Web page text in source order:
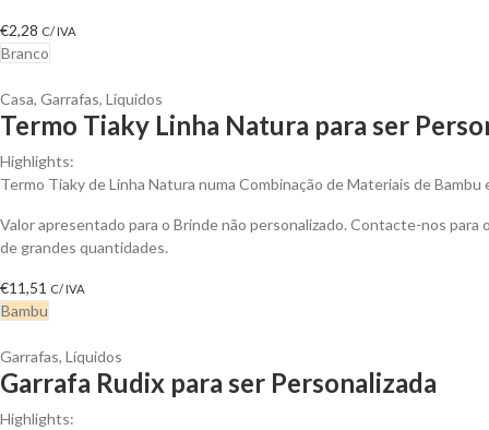
€2,28 C/ IVA
Branco
Casa, Garrafas, Líquidos
Termo Tiaky Linha Natura para ser
Highlights:
Termo Tiaky de Linha Natura numa Combinação de Materiais de Bambu
Valor apresentado para o Brinde não personalizado. Contacte-nos
de grandes quantidades.
€11,51 C/ IVA
Bambu
Garrafas, Líquidos
Garrafa Rudix para ser Personalizada
Highlights: